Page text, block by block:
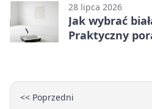
28 lipca 2026
Jak wybrać
Praktyczny
<< Poprzedni